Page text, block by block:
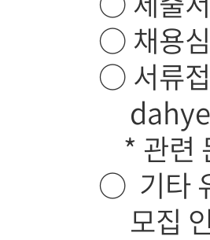
○ 채용
○ 서류
* 관련
○ 기타
모집